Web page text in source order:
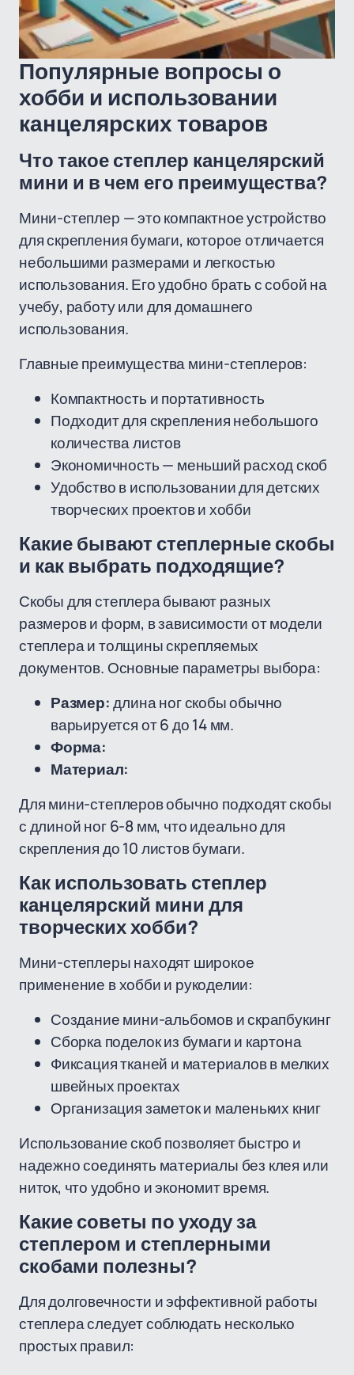
Популярные вопросы о
хобби и использовании
канцелярских товаров
Что такое степлер канцелярский
мини и в чем его преимущества?
Мини-степлер — это компактное устройство
для скрепления бумаги, которое отличается
небольшими размерами и легкостью
использования. Его удобно брать с собой на
учебу, работу или для домашнего
использования.
Главные преимущества мини-степлеров:
Компактность и портативность
Подходит для скрепления небольшого
количества листов
Экономичность — меньший расход скоб
Удобство в использовании для детских
творческих проектов и хобби
Какие бывают степлерные скобы
и как выбрать подходящие?
Скобы для степлера бывают разных
размеров и форм, в зависимости от модели
степлера и толщины скрепляемых
документов. Основные параметры выбора:
Размер:длина ног скобы обычно
варьируется от 6 до 14 мм.
Форма:
Материал:
Для мини-степлеров обычно подходят скобы
с длиной ног 6-8 мм, что идеально для
скрепления до 10 листов бумаги.
Как использовать степлер
канцелярский мини для
творческих хобби?
Мини-степлеры находят широкое
применение в хобби и рукоделии:
Создание мини-альбомов и скрапбукинг
Сборка поделок из бумаги и картона
Фиксация тканей и материалов в мелких
швейных проектах
Организация заметок и маленьких книг
Использование скоб позволяет быстро и
надежно соединять материалы без клея или
ниток, что удобно и экономит время.
Какие советы по уходу за
степлером и степлерными
скобами полезны?
Для долговечности и эффективной работы
степлера следует соблюдать несколько
простых правил: